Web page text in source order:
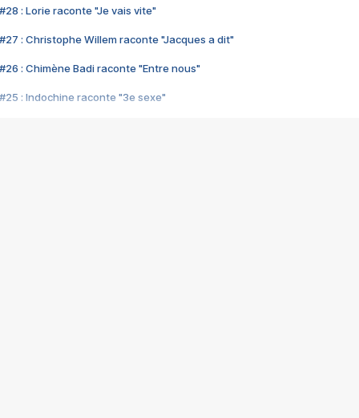
#28 : Lorie raconte "Je vais vite"
#27 : Christophe Willem raconte "Jacques a dit"
#26 : Chimène Badi raconte "Entre nous"
#25 : Indochine raconte "3e sexe"